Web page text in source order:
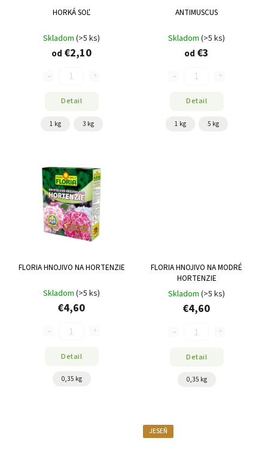
HORKÁ SOĽ
Skladom (>5 ks)
od €2,10
Detail
1 kg 3 kg
ANTIMUSCUS
Skladom (>5 ks)
od €3
Detail
1 kg 5 kg
FLORIA HNOJIVO NA HORTENZIE
Skladom (>5 ks)
€4,60
Detail
0,35 kg
FLORIA HNOJIVO NA MODRÉ
HORTENZIE
Skladom (>5 ks)
€4,60
Detail
0,35 kg
JESEŇ